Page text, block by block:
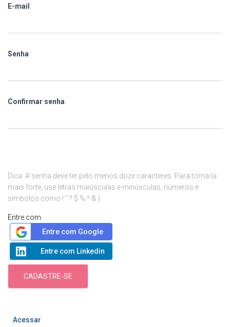
E-mail
Senha
Confirmar senha
Dica: A senha deve ter pelo menos doze caracteres. Para torná-la
mais forte, use letras maiúsculas e minúsculas, números e
símbolos como ! " ? $ % ^ & ).
Entre com
Entre com Google
Entre com Linkedin
CADASTRE-SE
Acessar